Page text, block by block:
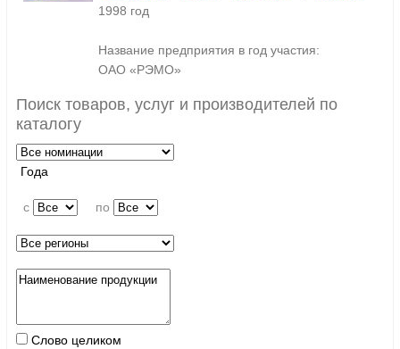
1998 год
Название предприятия в год участия:
ОАО «РЭМО»
Поиск товаров, услуг и производителей по
каталогу
Года
c по
Слово целиком